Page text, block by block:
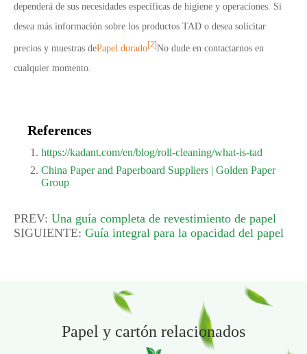
dependerá de sus necesidades específicas de higiene y operaciones. Si
desea más información sobre los productos TAD o desea solicitar
precios y muestras dePapel dorado [2] No dude en contactarnos en
cualquier momento.
References
https://kadant.com/en/blog/roll-cleaning/what-is-tad
China Paper and Paperboard Suppliers | Golden Paper
Group
PREV: Una guía completa de revestimiento de papel
SIGUIENTE: Guía integral para la opacidad del papel
Papel y cartón relacionados